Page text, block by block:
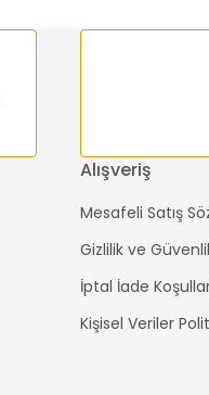
Alışveriş
Mesafeli Satış
Gizlilik ve
İptal İade
Kişisel Veriler